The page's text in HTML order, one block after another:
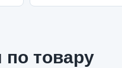
товару